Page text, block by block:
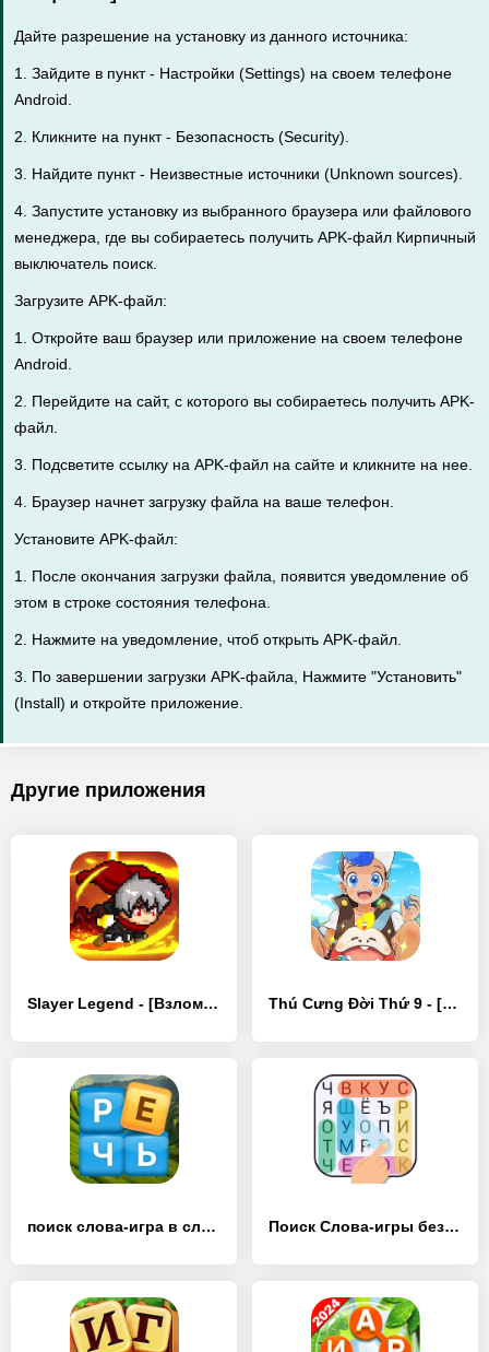
Дайте разрешение на установку из данного источника:
1. Зайдите в пункт - Настройки (Settings) на своем телефоне
Android.
2. Кликните на пункт - Безопасность (Security).
3. Найдите пункт - Неизвестные источники (Unknown sources).
4. Запустите установку из выбранного браузера или файлового
менеджера, где вы собираетесь получить APK-файл Кирпичный
выключатель поиск.
Загрузите APK-файл:
1. Откройте ваш браузер или приложение на своем телефоне
Android.
2. Перейдите на сайт, с которого вы собираетесь получить APK-
файл.
3. Подсветите ссылку на APK-файл на сайте и кликните на нее.
4. Браузер начнет загрузку файла на ваше телефон.
Установите APK-файл:
1. После окончания загрузки файла, появится уведомление об
этом в строке состояния телефона.
2. Нажмите на уведомление, чтоб открыть APK-файл.
3. По завершении загрузки APK-файла, Нажмите "Установить"
(Install) и откройте приложение.
Другие приложения
Slayer Legend - [Взлом/МОД Все открыто] Thú Cưng Đời Thứ 9 - [Взлом/МОД Все открыто]
поиск слова-игра в слова - [Взлом/МОД Много денег] Поиск Слова-игры без интернета - [Взлом/МОД Бесконечные деньги]